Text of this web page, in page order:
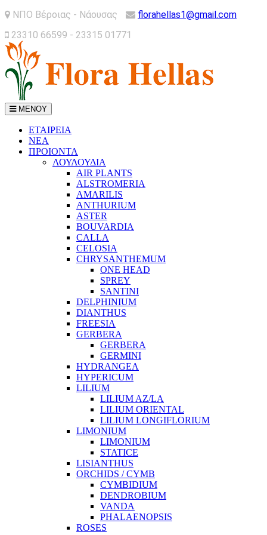
ΝΠΟ Βέροιας - Νάουσας
florahellas1@gmail.com
23310 66599 - 23315 01771
ΜΕΝΟΥ
ΕΤΑΙΡΕΙΑ
ΝΕΑ
ΠΡΟΙΟΝΤΑ
ΛΟΥΛΟΥΔΙΑ
AIR PLANTS
ALSTROMERIA
AMARILIS
ANTHURIUM
ASTER
BOUVARDIA
CALLA
CELOSIA
CHRYSANTHEMUM
ONE HEAD
SPREY
SANTINI
DELPHINIUM
DIANTHUS
FREESIA
GERBERA
GERBERA
GERMINI
HYDRANGEA
HYPERICUM
LILIUM
LILIUM AZ/LA
LILIUM ORIENTAL
LILIUM LONGIFLORIUM
LIMONIUM
LIMONIUM
STATICE
LISIANTHUS
ORCHIDS / CYMB
CYMBIDIUM
DENDROBIUM
VANDA
PHALAENOPSIS
ROSES